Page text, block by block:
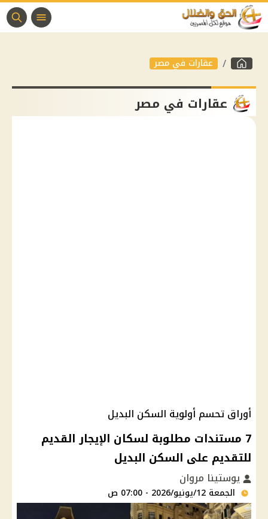
عقارات في مصر
عقارات في مصر
أوراق تحسم أولوية السكن البديل
7 مستندات مطلوبة لسكان الإيجار القديم
للتقديم على السكن البديل
يوستينا مروان
الجمعة 12/يونيو/2026 - 07:00 ص